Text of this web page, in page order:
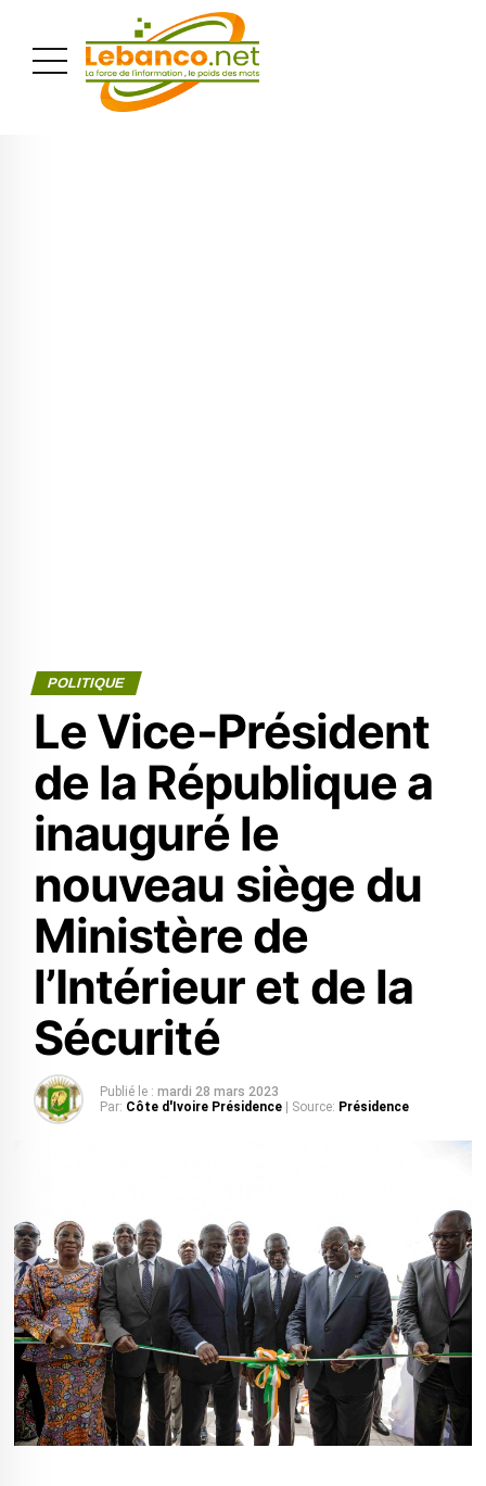
POLITIQUE
Le Vice-Président
de la République a
inauguré le
nouveau siège du
Ministère de
l’Intérieur et de la
Sécurité
Publié le : mardi 28 mars 2023
Par: Côte d'Ivoire Présidence | Source: Présidence